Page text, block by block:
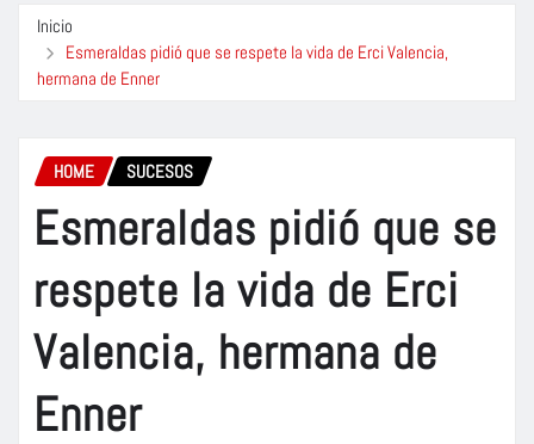
Inicio
Esmeraldas pidió que se respete la vida de Erci Valencia,
hermana de Enner
HOME SUCESOS
Esmeraldas pidió que se
respete la vida de Erci
Valencia, hermana de
Enner